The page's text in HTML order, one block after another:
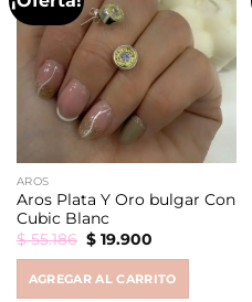
AROS
Aros Plata Y Oro bulgar Con
Cubic Blanc
$55.186 Original
price
$ 55.186.
$19.900Current
$ 19.900.
AGREGAR AL CARRITO